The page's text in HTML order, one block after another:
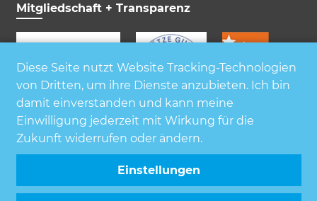
Mitgliedschaft + Transparenz
Diese Seite nutzt Website Tracking-Technologien
von Dritten, um ihre Dienste anzubieten. Ich bin
damit einverstanden und kann meine
Einwilligung jederzeit mit Wirkung für die
Zukunft widerrufen oder ändern.
Einstellungen